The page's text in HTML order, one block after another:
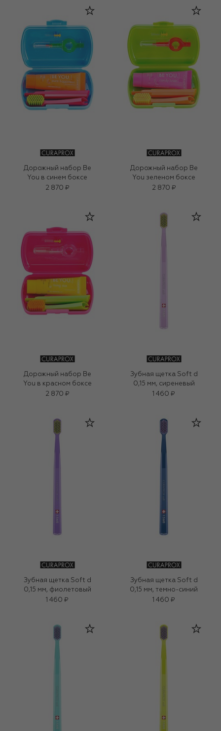
Дорожный набор Be
You в синем боксе
2 870 ₽
Дорожный набор Be
You зеленом боксе
2 870 ₽
Дорожный набор Be
You в красном боксе
2 870 ₽
Зубная щетка Soft d
0,15 мм, сиреневый
1 460 ₽
Зубная щетка Soft d
0,15 мм, фиолетовый
1 460 ₽
Зубная щетка Soft d
0,15 мм, темно-синий
1 460 ₽